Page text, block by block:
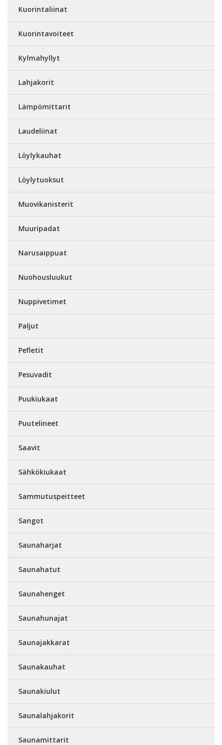
Kuorintaliinat
Kuorintavoiteet
Kylmahyllyt
Lahjakorit
Lämpömittarit
Laudeliinat
Löylykauhat
Löylytuoksut
Muovikanisterit
Muuripadat
Narusaippuat
Nuohousluukut
Nuppivetimet
Paljut
Pefletit
Pesuvadit
Puukiukaat
Puutelineet
Saavit
Sähkökiukaat
Sammutuspeitteet
Sangot
Saunaharjat
Saunahatut
Saunahenget
Saunahunajat
Saunajakkarat
Saunakauhat
Saunakiulut
Saunalahjakorit
Saunamittarit